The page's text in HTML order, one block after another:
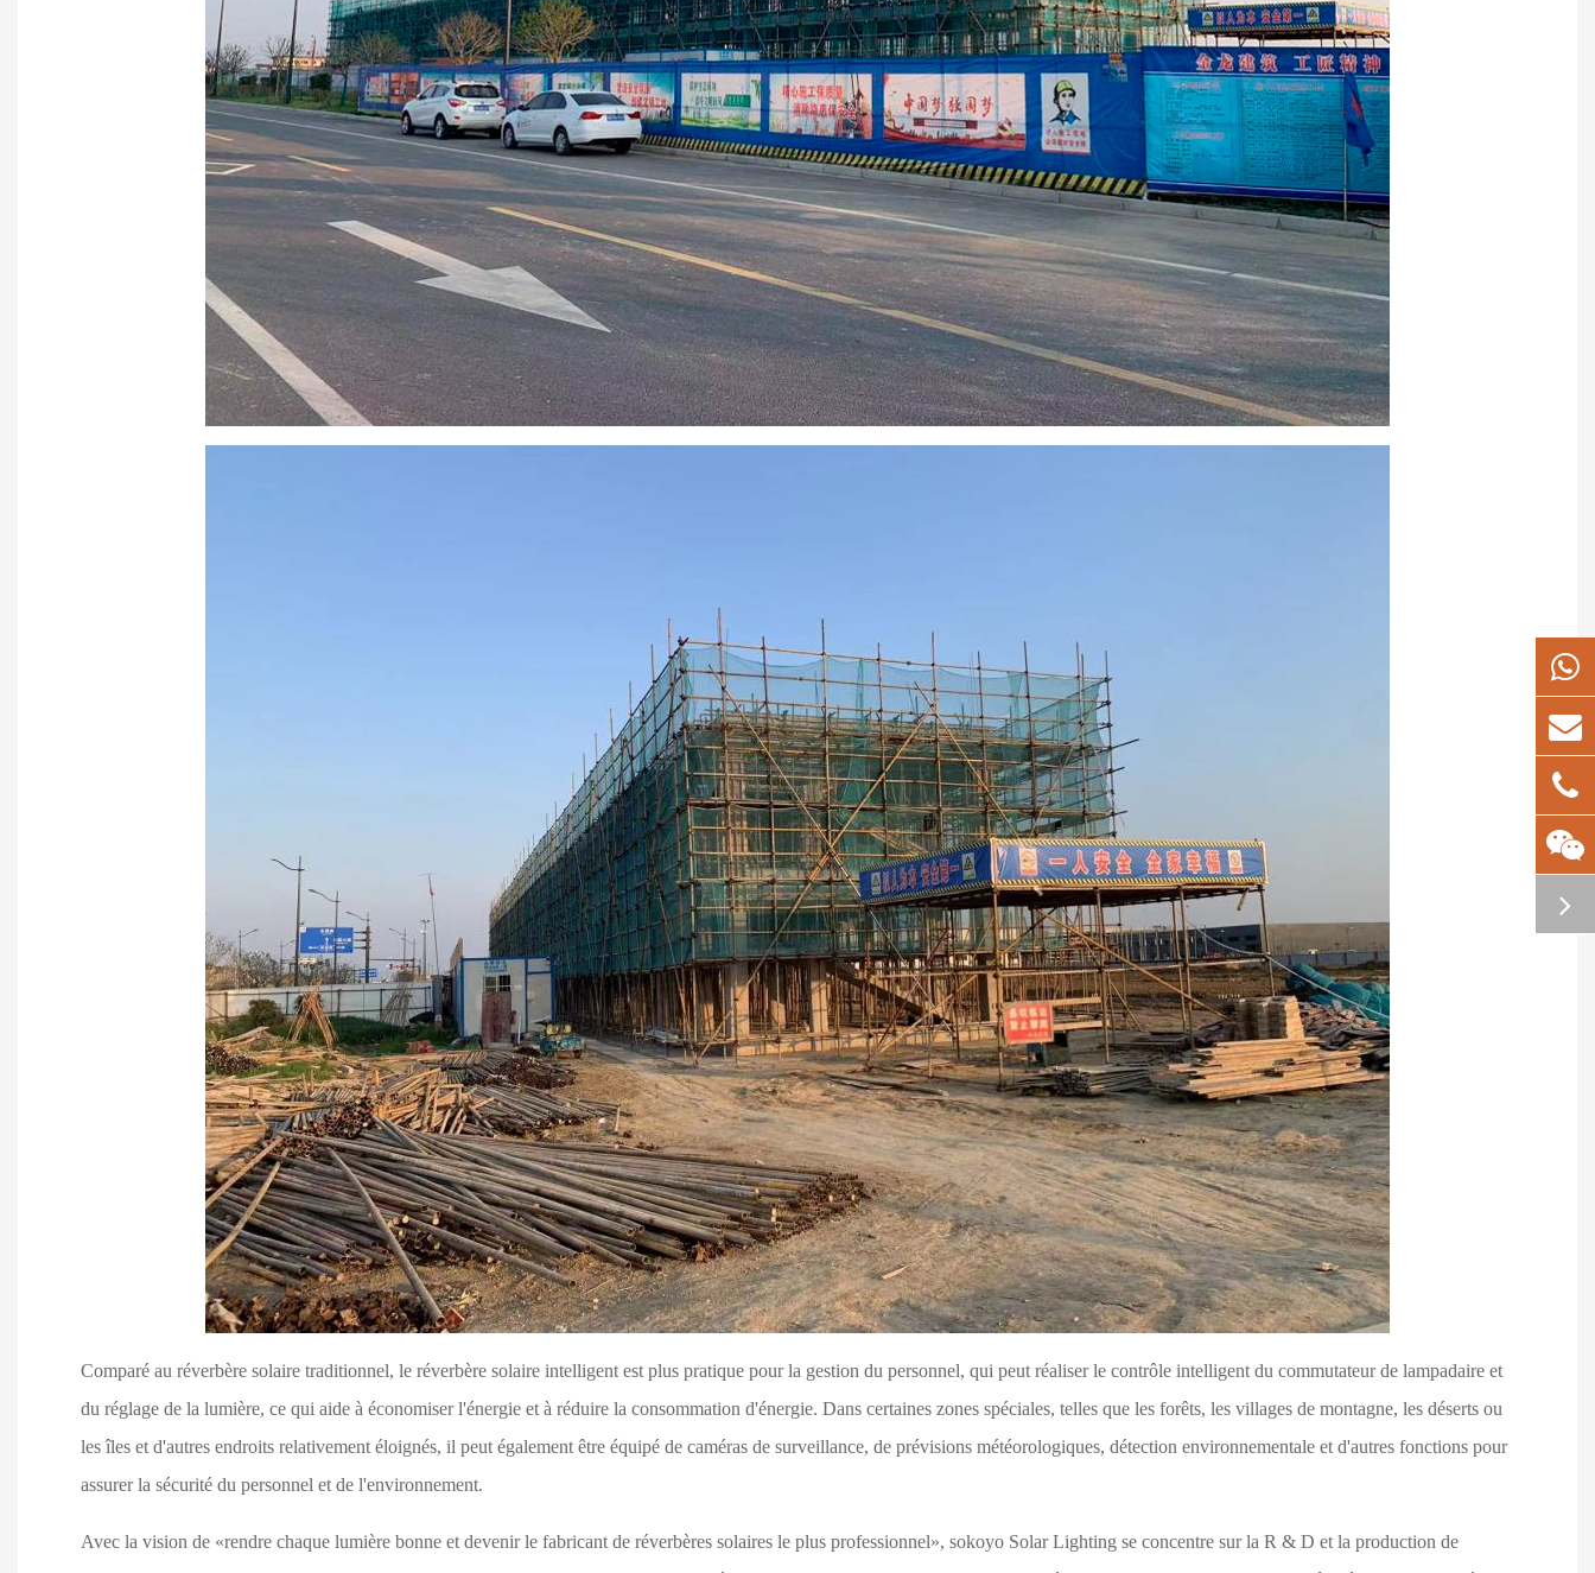
Comparé au réverbère solaire traditionnel, le réverbère solaire intelligent est plus pratique pour la gestion du personnel, qui peut réaliser le contrôle intelligent du commutateur de lampadaire et
du réglage de la lumière, ce qui aide à économiser l'énergie et à réduire la consommation d'énergie. Dans certaines zones spéciales, telles que les forêts, les villages de montagne, les déserts ou
les îles et d'autres endroits relativement éloignés, il peut également être équipé de caméras de surveillance, de prévisions météorologiques, détection environnementale et d'autres fonctions pour
assurer la sécurité du personnel et de l'environnement.
Avec la vision de «rendre chaque lumière bonne et devenir le fabricant de réverbères solaires le plus professionnel», sokoyo Solar Lighting se concentre sur la R & D et la production de